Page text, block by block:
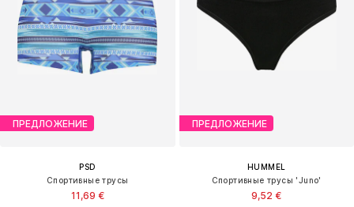
ПРЕДЛОЖЕНИЕ
PSD
Спортивные трусы
11,69 €
ПРЕДЛОЖЕНИЕ
HUMMEL
Спортивные трусы 'Juno'
9,52 €